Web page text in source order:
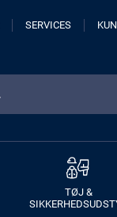
SERVICES
TØJ &